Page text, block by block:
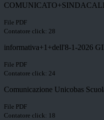
File PDF
Contatore click: 28
informativa+1+dell'8-1-2026
File PDF
Contatore click: 24
Comunicazione Unicobas
File PDF
Contatore click: 18